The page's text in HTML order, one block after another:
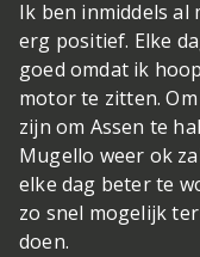
Ik ben inmiddels
erg positief. Elke
goed omdat ik
motor te zitten.
zijn om Assen te
Mugello weer ok
elke dag beter te
zo snel mogelijk
doen.